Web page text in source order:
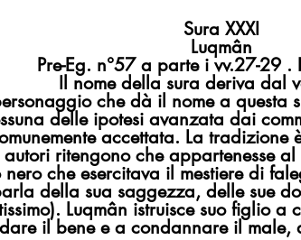
Sura XXXI
Luqmân
Pre-Eg. n°57 a parte i vv.27-29 .
Il nome della sura deriva dal
che dà il nome a questa
delle ipotesi avanzata dai
accettata. La tradizione
autori ritengono che appartenesse
nero che esercitava il mestiere di
della sua saggezza, delle sue
Luqmân istruisce suo figlio a
il bene e a condannare il